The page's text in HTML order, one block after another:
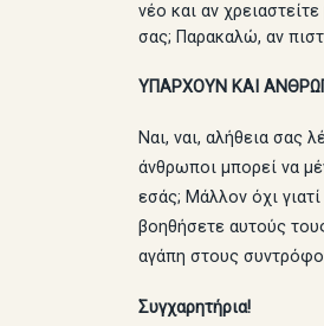
νέο και αν
σας; Παρακαλώ, αν
ΥΠΑΡΧΟΥΝ ΚΑΙ
Ναι, ναι, αλήθεια σας
άνθρωποι μπορεί να
εσάς; Μάλλον όχι
βοηθήσετε αυτούς
αγάπη στους
Συγχαρητήρια!